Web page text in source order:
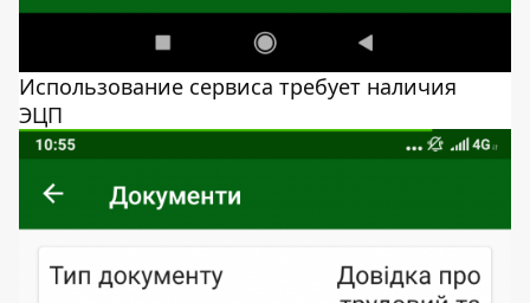
Использование сервиса требует наличия
ЭЦП